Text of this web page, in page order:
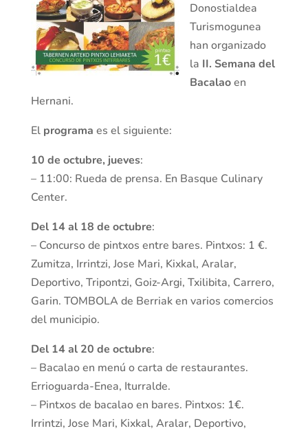
Donostialdea
Turismogunea
han organizado
la II. Semana del
Bacalaoen
Hernani.
El programa es el siguiente:
10 de octubre, jueves:
– 11:00: Rueda de prensa. En Basque Culinary
Center.
Del 14 al 18 de octubre:
– Concurso de pintxos entre bares. Pintxos: 1 €.
Zumitza, Irrintzi, Jose Mari, Kixkal, Aralar,
Deportivo, Tripontzi, Goiz-Argi, Txilibita, Carrero,
Garin. TOMBOLA de Berriak en varios comercios
del municipio.
Del 14 al 20 de octubre:
– Bacalao en menú o carta de restaurantes.
Errioguarda-Enea, Iturralde.
– Pintxos de bacalao en bares. Pintxos: 1€.
Irrintzi, Jose Mari, Kixkal, Aralar, Deportivo,